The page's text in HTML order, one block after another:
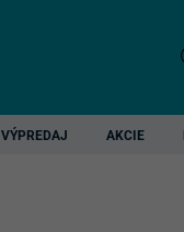
VÝPREDAJ AKCIE